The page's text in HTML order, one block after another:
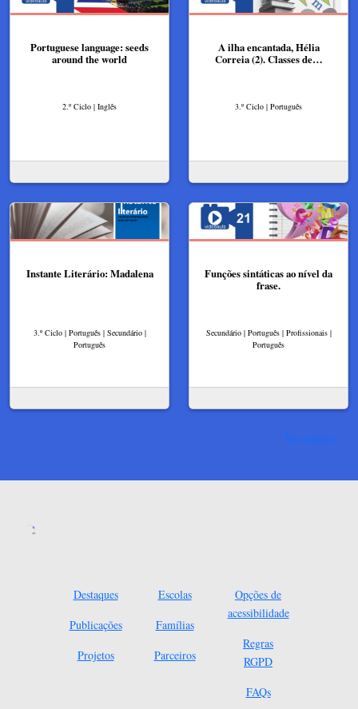
Portuguese language: seeds
around the world
2.º Ciclo | Inglês
A ilha encantada, Hélia
Correia (2). Classes de…
3.º Ciclo | Português
Instante Literário: Madalena
3.º Ciclo | Português | Secundário |
Português
Funções sintáticas ao nível da
frase.
Secundário | Português | Profissionais |
Português
Ver mais
Destaques
Publicações
Projetos
Escolas
Famílias
Parceiros
Opções de
acessibilidade
Regras
RGPD
FAQs